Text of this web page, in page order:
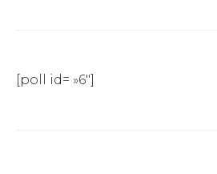
[poll id= »6″]